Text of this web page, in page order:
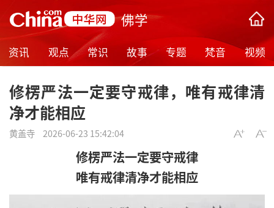
佛学
资讯 观点 常识 故事 专题 梵音 视频
修楞严法一定要守戒律，唯有戒律清
净才能相应
黄盖寺 2026-06-23 15:42:04
修楞严法一定要守戒律
唯有戒律清净才能相应